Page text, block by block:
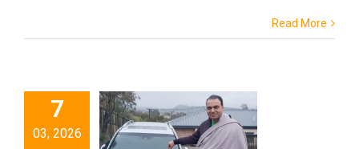
Read More
7
03, 2026